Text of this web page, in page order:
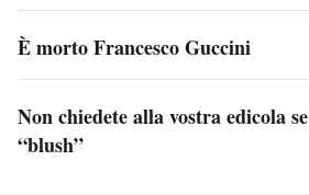
È morto Francesco Guccini
Non chiedete alla vostra edicola
“blush”